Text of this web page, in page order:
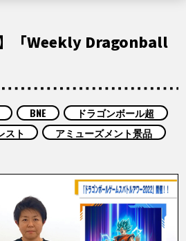
】「Weekly Dragonball
BNE
ドラゴンボール超
スト
アミューズメント景品